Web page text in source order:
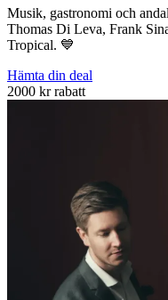
Musik, gastronomi och
Thomas Di Leva, Frank
Tropical. 💙
Hämta din deal
2000 kr rabatt